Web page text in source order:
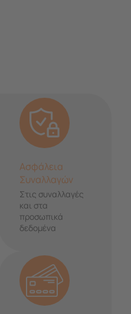
Ασφάλεια
Συναλλαγών
Στις συναλλαγές
και στα
προσωπικά
δεδομένα